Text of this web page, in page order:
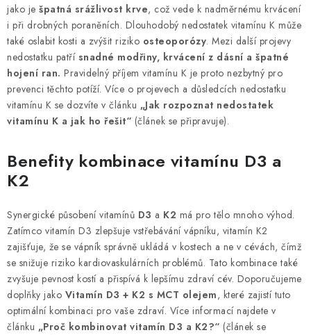
jako je špatná srážlivost krve, což vede k nadměrnému krvácení
i při drobných poraněních. Dlouhodobý nedostatek vitamínu K může
také oslabit kosti a zvýšit riziko osteoporózy. Mezi další projevy
nedostatku patří snadné modřiny, krvácení z dásní a špatné
hojení ran. Pravidelný příjem vitamínu K je proto nezbytný pro
prevenci těchto potíží. Více o projevech a důsledcích nedostatku
vitamínu K se dozvíte v článku „Jak rozpoznat nedostatek
vitamínu K a jak ho řešit“ (článek se připravuje).
Benefity kombinace vitamínu D3 a
K2
Synergické působení vitamínů D3 a K2 má pro tělo mnoho výhod.
Zatímco vitamín D3 zlepšuje vstřebávání vápníku, vitamín K2
zajišťuje, že se vápník správně ukládá v kostech a ne v cévách, čímž
se snižuje riziko kardiovaskulárních problémů. Tato kombinace také
zvyšuje pevnost kostí a přispívá k lepšímu zdraví cév. Doporučujeme
doplňky jako Vitamín D3 + K2 s MCT olejem, které zajistí tuto
optimální kombinaci pro vaše zdraví. Více informací najdete v
článku „Proč kombinovat vitamín D3 a K2?“ (článek se